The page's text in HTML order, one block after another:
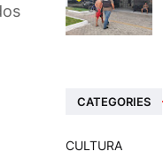
CATEGORIES
CULTURA